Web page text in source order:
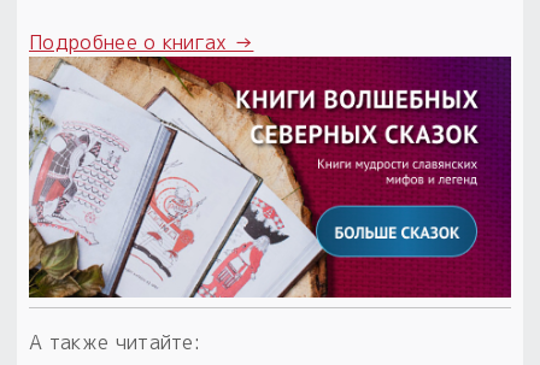
Подробнее о книгах →
А также читайте: